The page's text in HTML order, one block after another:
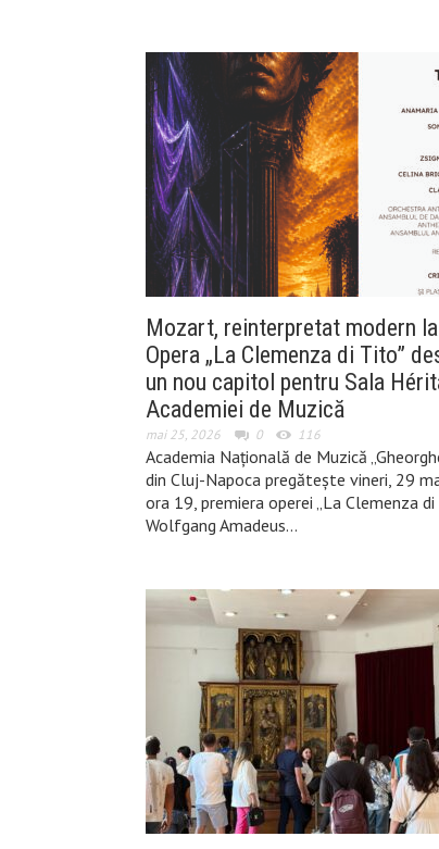
Mozart, reinterpretat modern
Opera „La Clemenza di Tito”
un nou capitol pentru Sala
Academiei de Muzică
mai 25, 2026 0 116
Academia Națională de Muzică
din Cluj-Napoca pregătește vineri, 29
ora 19, premiera operei „La Clemenza di
Wolfgang Amadeus…